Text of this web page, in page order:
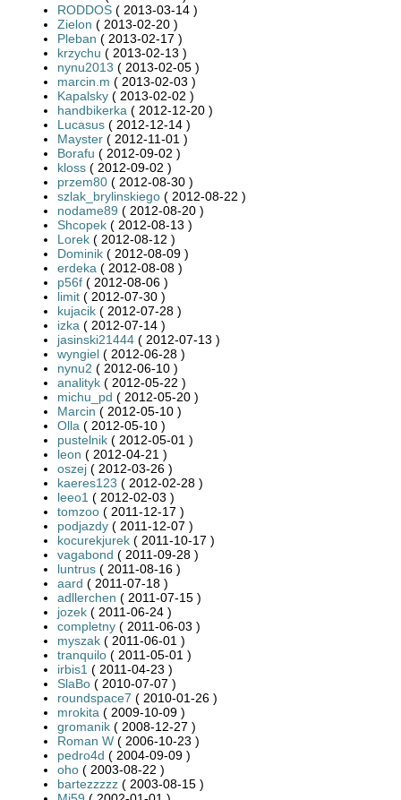
RODDOS ( 2013-03-14 )
Zielon ( 2013-02-20 )
Pleban ( 2013-02-17 )
krzychu ( 2013-02-13 )
nynu2013 ( 2013-02-05 )
marcin.m ( 2013-02-03 )
Kapalsky ( 2013-02-02 )
handbikerka ( 2012-12-20 )
Lucasus ( 2012-12-14 )
Mayster ( 2012-11-01 )
Borafu ( 2012-09-02 )
kloss ( 2012-09-02 )
przem80 ( 2012-08-30 )
szlak_brylinskiego ( 2012-08-22 )
nodame89 ( 2012-08-20 )
Shcopek ( 2012-08-13 )
Lorek ( 2012-08-12 )
Dominik ( 2012-08-09 )
erdeka ( 2012-08-08 )
p56f ( 2012-08-06 )
limit ( 2012-07-30 )
kujacik ( 2012-07-28 )
izka ( 2012-07-14 )
jasinski21444 ( 2012-07-13 )
wyngiel ( 2012-06-28 )
nynu2 ( 2012-06-10 )
analityk ( 2012-05-22 )
michu_pd ( 2012-05-20 )
Marcin ( 2012-05-10 )
Olla ( 2012-05-10 )
pustelnik ( 2012-05-01 )
leon ( 2012-04-21 )
oszej ( 2012-03-26 )
kaeres123 ( 2012-02-28 )
leeo1 ( 2012-02-03 )
tomzoo ( 2011-12-17 )
podjazdy ( 2011-12-07 )
kocurekjurek ( 2011-10-17 )
vagabond ( 2011-09-28 )
luntrus ( 2011-08-16 )
aard ( 2011-07-18 )
adllerchen ( 2011-07-15 )
jozek ( 2011-06-24 )
completny ( 2011-06-03 )
myszak ( 2011-06-01 )
tranquilo ( 2011-05-01 )
irbis1 ( 2011-04-23 )
SlaBo ( 2010-07-07 )
roundspace7 ( 2010-01-26 )
mrokita ( 2009-10-09 )
gromanik ( 2008-12-27 )
Roman W ( 2006-10-23 )
pedro4d ( 2004-09-09 )
oho ( 2003-08-22 )
bartezzzzz ( 2003-08-15 )